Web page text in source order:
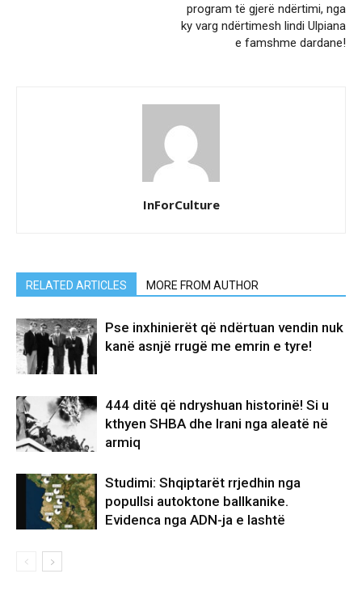
program të gjerë ndërtimi, nga
ky varg ndërtimesh lindi Ulpiana
e famshme dardane!
InForCulture
RELATED ARTICLES MORE FROM AUTHOR
Pse inxhinierët që ndërtuan vendin nuk
kanë asnjë rrugë me emrin e tyre!
444 ditë që ndryshuan historinë! Si u
kthyen SHBA dhe Irani nga aleatë në
armiq
Studimi: Shqiptarët rrjedhin nga
popullsi autoktone ballkanike.
Evidenca nga ADN-ja e lashtë